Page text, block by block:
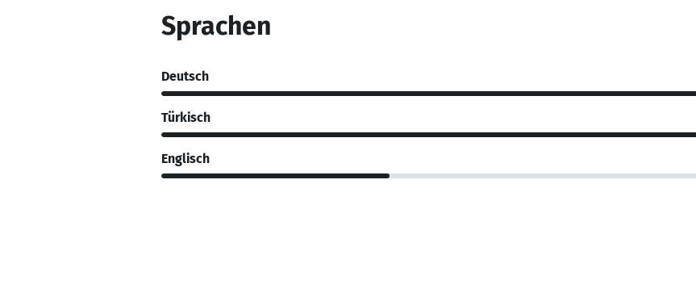
Sprachen
Deutsch
Türkisch
Englisch